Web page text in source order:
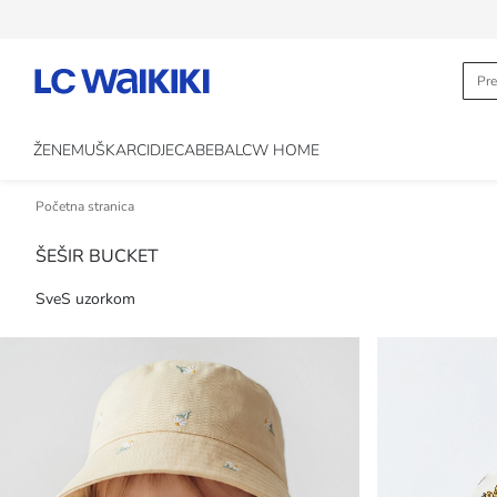
ŽENEMUŠKARCIDJECABEBALCW HOME
Početna stranica
ŠEŠIR BUCKET
SveS uzorkom